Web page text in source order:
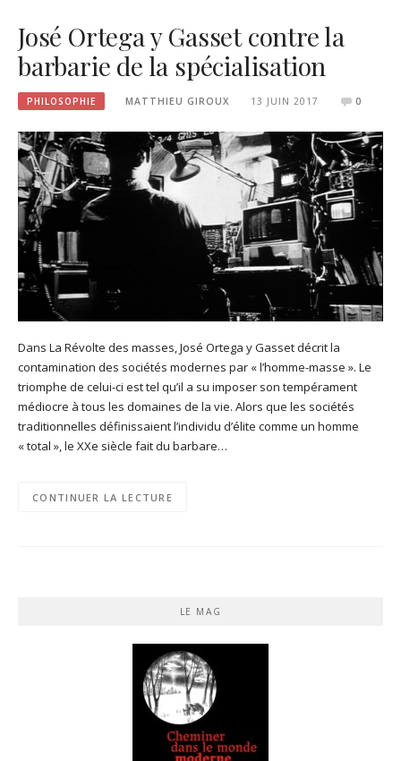
José Ortega y Gasset contre la
barbarie de la spécialisation
PHILOSOPHIE MATTHIEU GIROUX 13 JUIN 2017 0
Dans La Révolte des masses, José Ortega y Gasset décrit la
contamination des sociétés modernes par « l’homme-masse ». Le
triomphe de celui-ci est tel qu’il a su imposer son tempérament
médiocre à tous les domaines de la vie. Alors que les sociétés
traditionnelles définissaient l’individu d’élite comme un homme
« total », le XXe siècle fait du barbare…
CONTINUER LA LECTURE
LE MAG